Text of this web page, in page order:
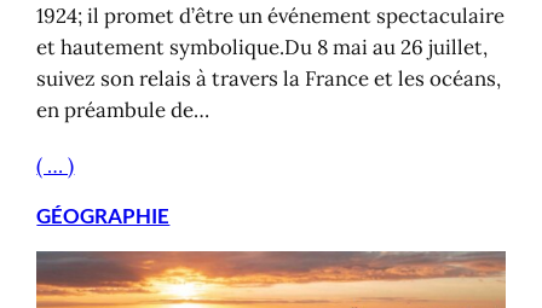
1924; il promet d’être un événement spectaculaire
et hautement symbolique.Du 8 mai au 26 juillet,
suivez son relais à travers la France et les océans,
en préambule de…
( … )
GÉOGRAPHIE